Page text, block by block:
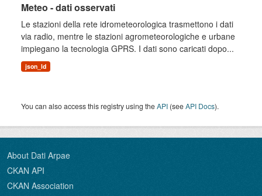
Meteo - dati osservati
Le stazioni della rete idrometeorologica trasmettono i dati
via radio, mentre le stazioni agrometeorologiche e urbane
impiegano la tecnologia GPRS. I dati sono caricati dopo...
json_ld
You can also access this registry using theAPI (seeAPI Docs).
About Dati Arpae
CKAN API
CKAN Association